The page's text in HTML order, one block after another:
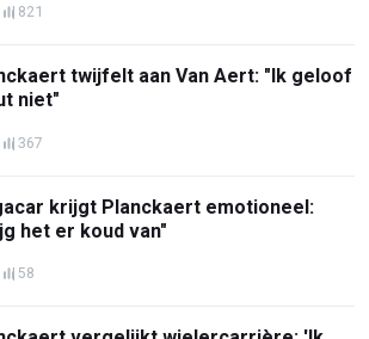
821
twijfelt aan Van Aert: "Ik geloof
niet"
367
krijgt Planckaert emotioneel:
het er koud van"
58